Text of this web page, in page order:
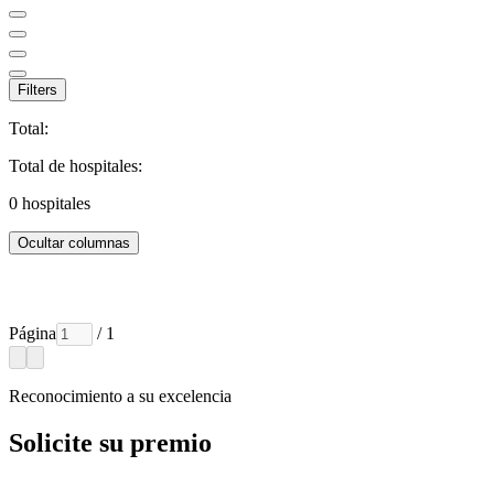
Filters
Total:
Total de hospitales:
0 hospitales
Ocultar columnas
Página / 1
Reconocimiento a su excelencia
Solicite su premio